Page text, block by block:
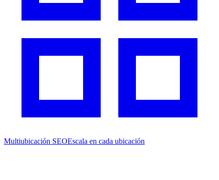
Multiubicación SEOEscala en cada ubicación